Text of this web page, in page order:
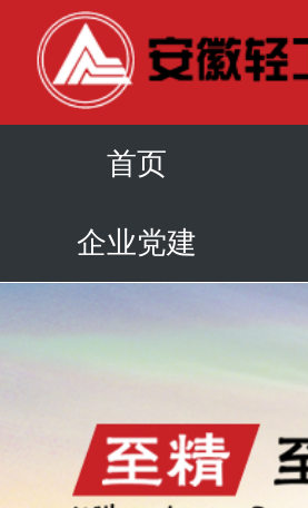
首页
企业党建